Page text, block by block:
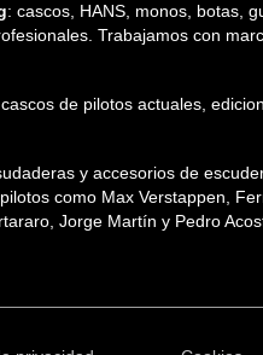
: cascos, HANS, monos, botas,
Trabajamos con
de pilotos actuales,
y accesorios de
como Max Verstappen,
Jorge Martín y Pedro